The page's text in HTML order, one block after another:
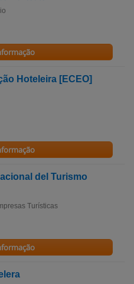
Hoteleira [ECEO]
del Turismo
Turísticas